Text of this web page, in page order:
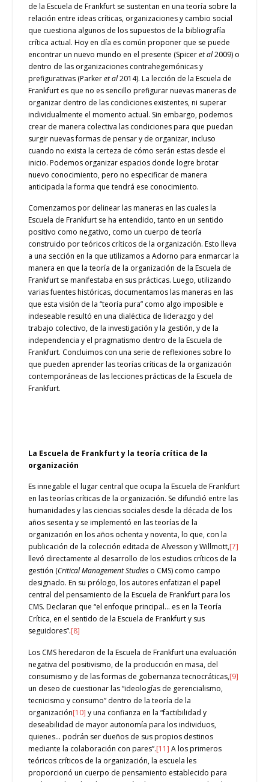
de la Escuela de Frankfurt se sustentan en una teoría sobre la
relación entre ideas críticas, organizaciones y cambio social
que cuestiona algunos de los supuestos de la bibliografía
crítica actual. Hoy en día es común proponer que se puede
encontrar un nuevo mundo en el presente (Spiceret al2009) o
dentro de las organizaciones contrahegemónicas y
prefigurativas (Parkeret al2014). La lección de la Escuela de
Frankfurt es que no es sencillo prefigurar nuevas maneras de
organizar dentro de las condiciones existentes, ni superar
individualmente el momento actual. Sin embargo, podemos
crear de manera colectiva las condiciones para que puedan
surgir nuevas formas de pensar y de organizar, incluso
cuando no exista la certeza de cómo serán estas desde el
inicio. Podemos organizar espacios donde logre brotar
nuevo conocimiento, pero no especificar de manera
anticipada la forma que tendrá ese conocimiento.
Comenzamos por delinear las maneras en las cuales la
Escuela de Frankfurt se ha entendido, tanto en un sentido
positivo como negativo, como un cuerpo de teoría
construido por teóricos críticos de la organización. Esto lleva
a una sección en la que utilizamos a Adorno para enmarcar la
manera en que la teoría de la organización de la Escuela de
Frankfurt se manifestaba en sus prácticas. Luego, utilizando
varias fuentes históricas, documentamos las maneras en las
que esta visión de la “teoría pura” como algo imposible e
indeseable resultó en una dialéctica de liderazgo y del
trabajo colectivo, de la investigación y la gestión, y de la
independencia y el pragmatismo dentro de la Escuela de
Frankfurt. Concluimos con una serie de reflexiones sobre lo
que pueden aprender las teorías críticas de la organización
contemporáneas de las lecciones prácticas de la Escuela de
Frankfurt.
La Escuela de Frankfurt y la teoría crítica de la
organización
Es innegable el lugar central que ocupa la Escuela de Frankfurt
en las teorías críticas de la organización. Se difundió entre las
humanidades y las ciencias sociales desde la década de los
años sesenta y se implementó en las teorías de la
organización en los años ochenta y noventa, lo que, con la
publicación de la colección editada de Alvesson y Willmott,[7]
llevó directamente al desarrollo de los estudios críticos de la
gestión (Critical Management Studies o CMS) como campo
designado. En su prólogo, los autores enfatizan el papel
central del pensamiento de la Escuela de Frankfurt para los
CMS. Declaran que “el enfoque principal… es en la Teoría
Crítica, en el sentido de la Escuela de Frankfurt y sus
seguidores”.[8]
Los CMS heredaron de la Escuela de Frankfurt una evaluación
negativa del positivismo, de la producción en masa, del
consumismo y de las formas de gobernanza tecnocráticas,[9]
un deseo de cuestionar las “ideologías de gerencialismo,
tecnicismo y consumo” dentro de la teoría de la
organización[10] y una confianza en la “factibilidad y
deseabilidad de mayor autonomía para los individuos,
quienes… podrán ser dueños de sus propios destinos
mediante la colaboración con pares”.[11] A los primeros
teóricos críticos de la organización, la escuela les
proporcionó un cuerpo de pensamiento establecido para